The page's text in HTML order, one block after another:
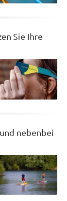
Sie Ihre
nebenbei